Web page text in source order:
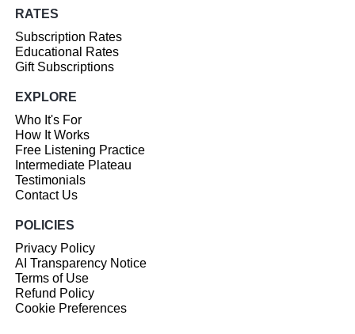
RATES
Subscription Rates
Educational Rates
Gift Subscriptions
EXPLORE
Who It's For
How It Works
Free Listening Practice
Intermediate Plateau
Testimonials
Contact Us
POLICIES
Privacy Policy
AI Transparency Notice
Terms of Use
Refund Policy
Cookie Preferences